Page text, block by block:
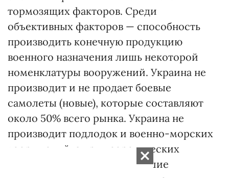
тормозящих факторов. Среди
объективных факторов — способность
производить конечную продукцию
военного назначения лишь некоторой
номенклатуры вооружений. Украина не
производит и не продает боевые
самолеты (новые), которые составляют
около 50% всего рынка. Украина не
производит подлодок и военно-морских
вооружений, а при теоретических
возможностях строить большие